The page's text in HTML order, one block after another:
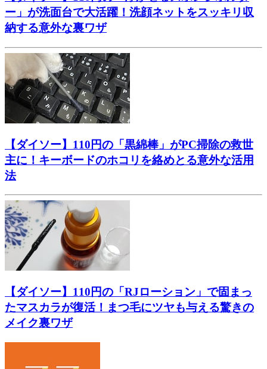
ー」が洗面台で大活躍！洗顔ネットをスッキリ収
納する意外な裏ワザ
【ダイソー】110円の「黒綿棒」がPC掃除の救世
主に！キーボードのホコリを絡めとる意外な活用
法
【ダイソー】110円の「RJローション」で固まっ
たマスカラが復活！まつ毛にツヤも与える驚きの
メイク裏ワザ